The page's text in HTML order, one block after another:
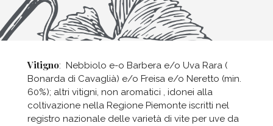
Vitigno: Nebbiolo e-o Barbera e/o Uva Rara (
Bonarda di Cavaglià) e/o Freisa e/o Neretto (min.
60%); altri vitigni, non aromatici , idonei alla
coltivazione nella Regione Piemonte iscritti nel
registro nazionale delle varietà di vite per uve da